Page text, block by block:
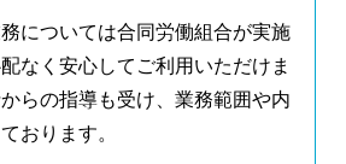
については合同労働組合が実施
なく安心してご利用いただけま
らの指導も受け、業務範囲や内
おります。